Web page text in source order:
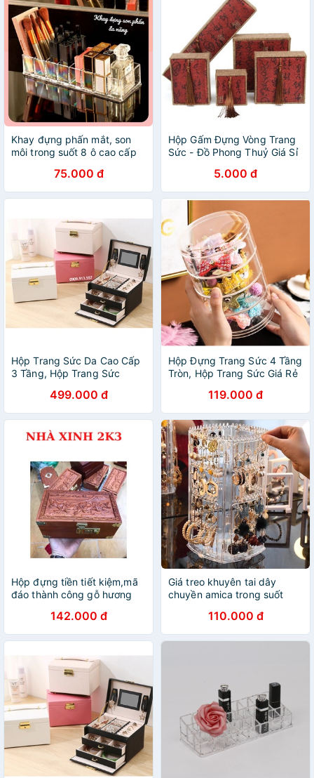
Khay đựng phấn mắt, son
môi trong suốt 8 ô cao cấp
75.000 đ
Hộp Gấm Đựng Vòng Trang
Sức - Đồ Phong Thuỷ Giá Sỉ
5.000 đ
Hộp Trang Sức Da Cao Cấp
3 Tầng, Hộp Trang Sức
499.000 đ
Hộp Đựng Trang Sức 4 Tầng
Tròn, Hộp Trang Sức Giá Rẻ
119.000 đ
Hộp đựng tiền tiết kiệm,mã
đáo thành công gỗ hương
142.000 đ
Giá treo khuyên tai dây
chuyền amica trong suốt
110.000 đ